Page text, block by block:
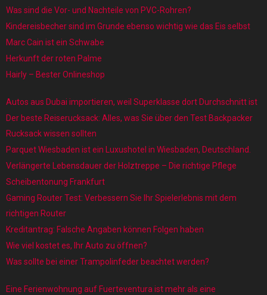
Was sind die Vor- und Nachteile von PVC-Rohren?
Kindereisbecher sind im Grunde ebenso wichtig wie das Eis selbst
Marc Cain ist ein Schwabe
Herkunft der roten Palme
Hairly – Bester Onlineshop
Autos aus Dubai importieren, weil Superklasse dort Durchschnitt ist
Der beste Reiserucksack: Alles, was Sie über den Test Backpacker
Rucksack wissen sollten
Parquet Wiesbaden ist ein Luxushotel in Wiesbaden, Deutschland.
Verlängerte Lebensdauer der Holztreppe – Die richtige Pflege
Scheibentonung Frankfurt
Gaming Router Test: Verbessern Sie Ihr Spielerlebnis mit dem
richtigen Router
Kreditantrag: Falsche Angaben können Folgen haben
Wie viel kostet es, Ihr Auto zu öffnen?
Was sollte bei einer Trampolinfeder beachtet werden?
Eine Ferienwohnung auf Fuerteventura ist mehr als eine